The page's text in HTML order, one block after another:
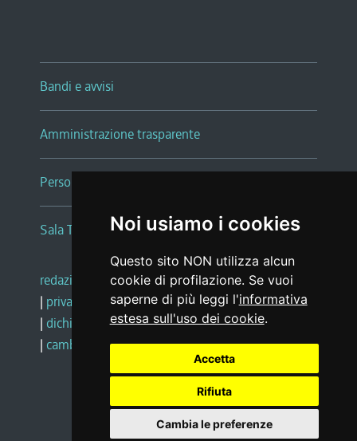
Noi usiamo i cookies
Questo sito NON utilizza alcun
cookie di profilazione. Se vuoi
saperne di più leggi l'informativa
estesa sull'uso dei cookie.
Accetta
Rifiuta
Cambia le preferenze
Bandi e avvisi
Amministrazione trasparente
Persone e Uffici
Sala Tiziano Tessitori
redazione web |note legali |glossario
| privacy
social media policy
| dichiarazione di accessibilità |feedback
| cambio preferenze cookie
Realizzato da